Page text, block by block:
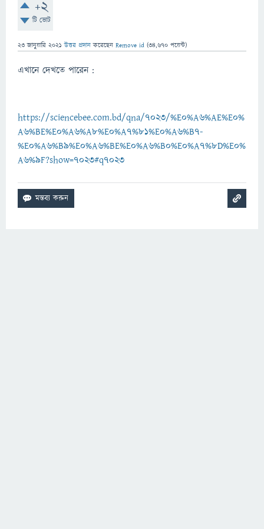
+2
টি ভোট
23 জানুয়ারি 2021 উত্তর প্রদান করেছেন Remove id (34,670 পয়েন্ট)
এখানে দেখতে পারেন :
https://sciencebee.com.bd/qna/7023/%E0%A6%AE%E0%
A6%BE%E0%A6%A8%E0%A7%81%E0%A6%B7-
%E0%A6%B9%E0%A6%BE%E0%A6%B0%E0%A7%8D%E0%
A6%9F?show=7023#q7023